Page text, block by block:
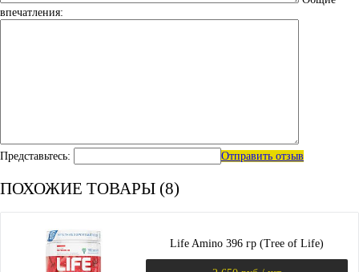
впечатления:
Представьтесь: Отправить отзыв
ПОХОЖИЕ ТОВАРЫ (8)
Life Amino 396 гр (Tree of Life)